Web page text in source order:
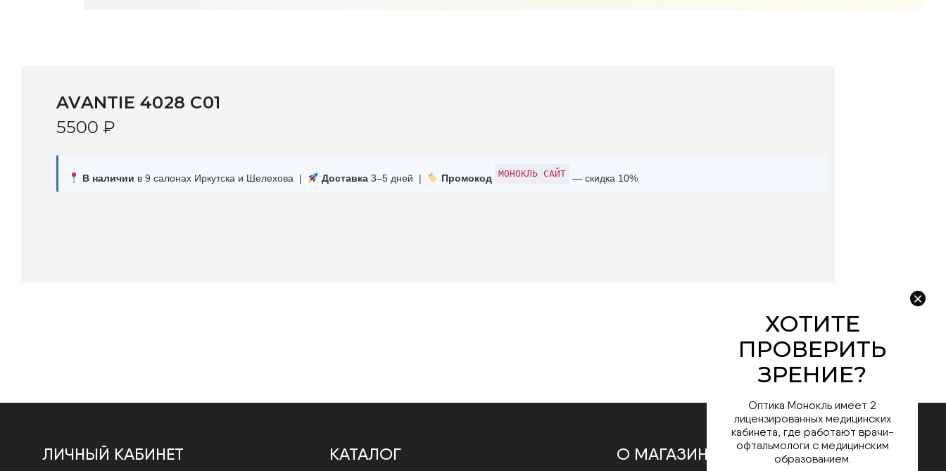
AVANTIE 4028 С01
5500 ₽
В наличии в 9 салонах Иркутска и Шелехова | Доставка3–5 дней | Промокод МОНОКЛЬ САЙТ — скидка 10%
ЛИЧНЫЙ КАБИНЕТ КАТАЛОГ О МАГАЗИНЕ
Оптика Монокль имеет 2
лицензированных медицинских
кабинета, где работают врачи-
офтальмологи с медицинским
образованием.